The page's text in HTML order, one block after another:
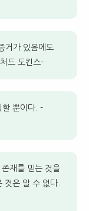
거가 있음에도
드 도킨스-
할 뿐이다. -
재를 믿는 것을
것은 알 수 없다.